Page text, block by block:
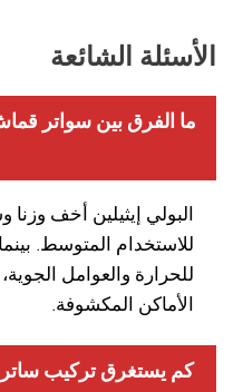
الأسئلة الشائعة
ما الفرق بين سواتر
البولي إيثيلين أخف
للحرارة والعوامل
الأماكن المكشوفة.
كم يستغرق تركيب